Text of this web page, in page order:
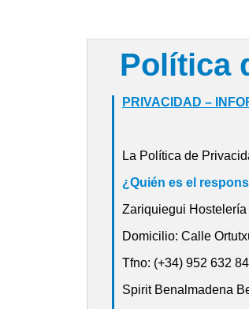
Política
PRIVACIDAD –
La Política de
¿Quién es el
Zariquiegui
Domicilio: Calle
Tfno: (+34) 952 632
Spirit Benalmadena